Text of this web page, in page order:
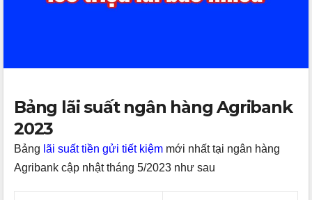
Bảng lãi suất ngân hàng Agribank
2023
Bảng lãi suất tiền gửi tiết kiệm mới nhất tại ngân hàng
Agribank cập nhật tháng 5/2023 như sau